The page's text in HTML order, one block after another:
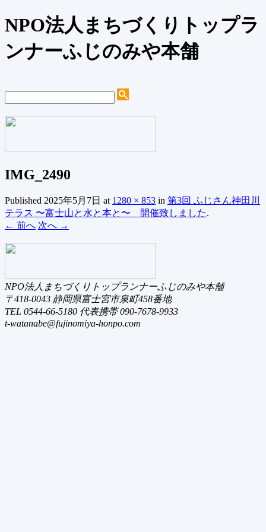
NPO法人まちづくりトップラ
ンナーふじのみや本舗
IMG_2490
Published 2025年5月7日 at 1280 × 853 in 第3回 ふじさん神田川
テラス 〜富士山と水と本と〜 開催致しました.
← 前へ 次へ →
NPO法人まちづくりトップランナーふじのみや本舗
〒418-0043 静岡県富士宮市泉町458番地
TEL 0544-66-5180 代表携帯 090-7678-9933
t-watanabe@fujinomiya-honpo.com